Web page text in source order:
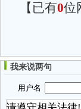
【已有0位
我来说两句
用户名